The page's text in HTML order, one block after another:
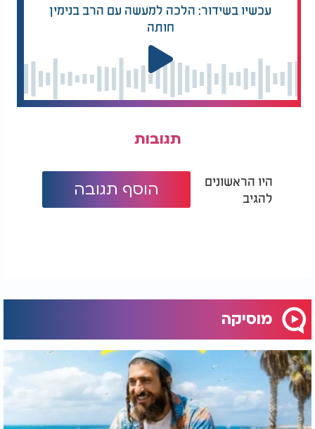
עכשיו בשידור: הלכה למעשה עם הרב בנימין
חותה
תגובות
היו הראשונים
להגיב
הוסף תגובה
מוסיקה